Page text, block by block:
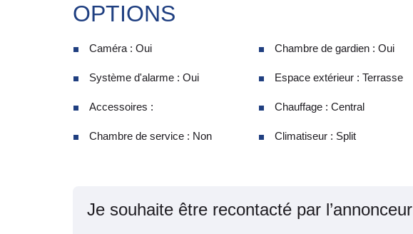
OPTIONS
Caméra : Oui
Système d'alarme : Oui
Accessoires :
Chambre de service : Non
Chambre de gardien : Oui
Espace extérieur : Terrasse
Chauffage : Central
Climatiseur : Split
Je souhaite être recontacté par l’annonceur